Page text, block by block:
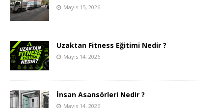
Mayıs 15, 2026
Uzaktan Fitness Eğitimi Nedir ?
Mayıs 14, 2026
İnsan Asansörleri Nedir ?
Mayıs 14, 2026